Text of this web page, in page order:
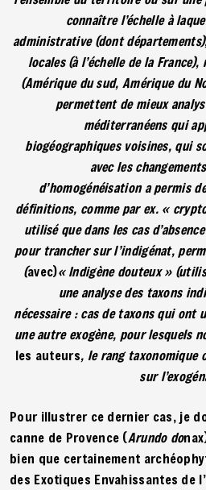
connaître l’échelle à
administrative (dont
locales (à l’échelle de la
(Amérique du sud, Amérique du
permettent de mieux
méditerranéens qui
biogéographiques voisines, qui
avec les
d’homogénéisation a permis
définitions, comme par ex. «
utilisé que dans les cas
pour trancher sur l’indigénat,
(avec)« Indigène douteux »
une analyse des taxons
nécessaire : cas de taxons qui ont
une autre exogène, pour lesquels
les auteurs, le rang taxonomique
sur
Pour illustrer ce dernier cas, je
canne de Provence (Arundo do
bien que certainement
des Exotiques Envahissantes de